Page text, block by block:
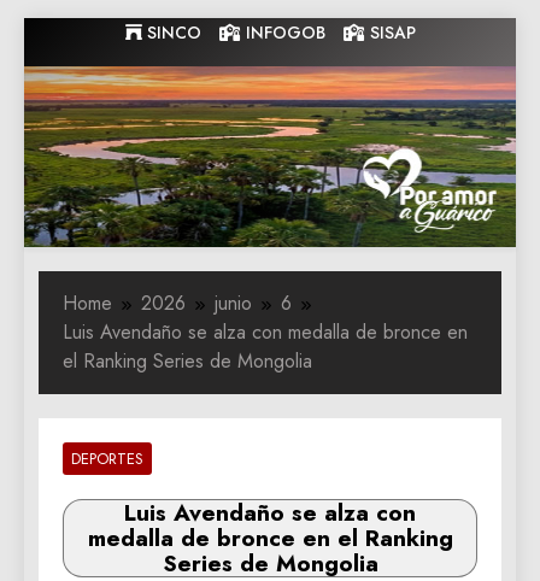
to
content
SINCO INFOGOB SISAP
Gobernacion
de Guarico
Gobernacion de Guarico
Home 2026 junio
6
Luis Avendaño se alza con medalla de bronce en
el Ranking Series de Mongolia
DEPORTES
Luis Avendaño se alza con
medalla de bronce en el Ranking
Series de Mongolia